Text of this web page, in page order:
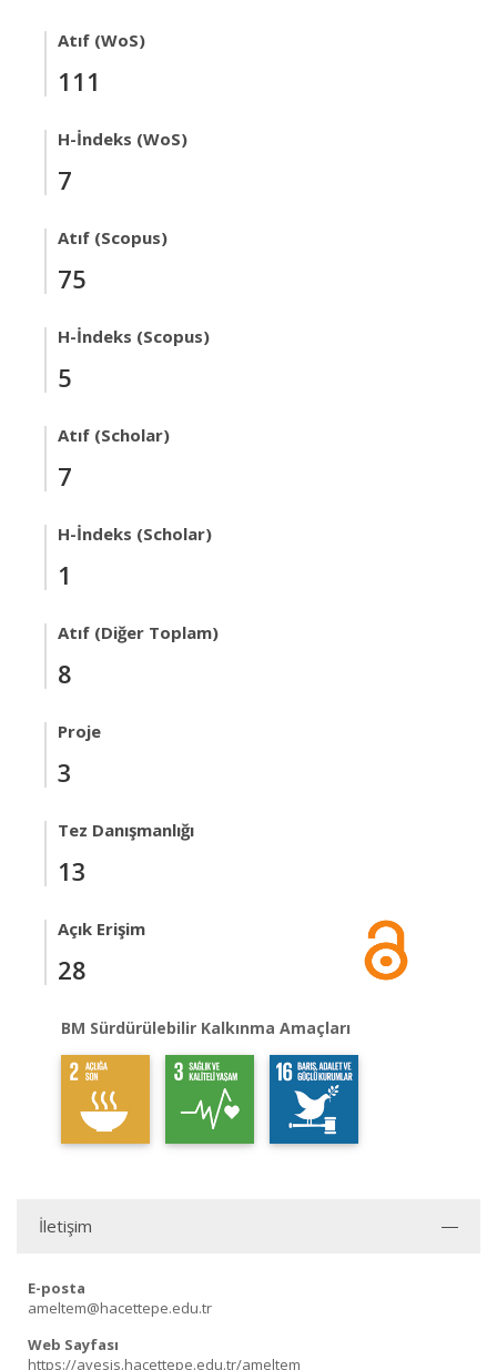
Atıf (WoS)
111
H-İndeks (WoS)
7
Atıf (Scopus)
75
H-İndeks (Scopus)
5
Atıf (Scholar)
7
H-İndeks (Scholar)
1
Atıf (Diğer Toplam)
8
Proje
3
Tez Danışmanlığı
13
Açık Erişim
28
BM Sürdürülebilir Kalkınma Amaçları
İletişim
E-posta
ameltem@hacettepe.edu.tr
Web Sayfası
https://avesis.hacettepe.edu.tr/ameltem